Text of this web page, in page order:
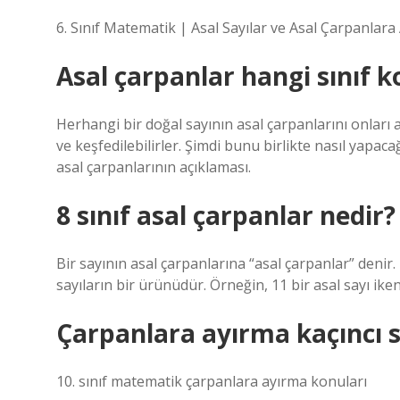
6. Sınıf Matematik | Asal Sayılar ve Asal
Asal çarpanlar hangi sınıf
Herhangi bir doğal sayının asal çarpanlarını
ve keşfedilebilirler. Şimdi bunu birlikte nasıl
asal çarpanlarının açıklaması.
8 sınıf asal çarpanlar nedir?
Bir sayının asal çarpanlarına “asal çarpanlar”
sayıların bir ürünüdür. Örneğin, 11 bir asal sayı
Çarpanlara ayırma kaçıncı
10. sınıf matematik çarpanlara ayırma konuları